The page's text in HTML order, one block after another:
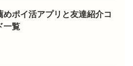
めポイ活アプリと友達紹介コ
一覧